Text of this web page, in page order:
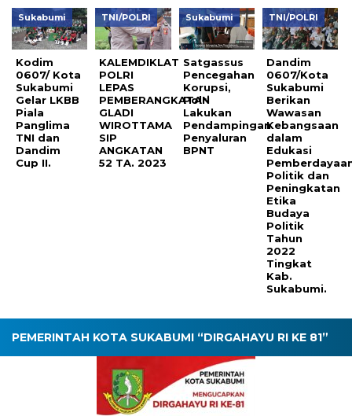
Sukabumi
Kodim
0607/ Kota
Sukabumi
Gelar LKBB
Piala
Panglima
TNI dan
Dandim
Cup II.
TNI/POLRI
KALEMDIKLAT
POLRI
LEPAS
PEMBERANGKATAN
GLADI
WIROTTAMA
SIP
ANGKATAN
52 TA. 2023
Sukabumi
Satgassus
Pencegahan
Korupsi,
Polri
Lakukan
Pendampingan
Penyaluran
BPNT
TNI/POLRI
Dandim
0607/Kota
Sukabumi
Berikan
Wawasan
Kebangsaan
dalam
Edukasi
Politik dan
Peningkatan
Etika
Budaya
Politik
Tahun
2022
Tingkat
Kab.
Sukabumi.
PEMERINTAH KOTA SUKABUMI “DIRGAHAYU RI KE 81”